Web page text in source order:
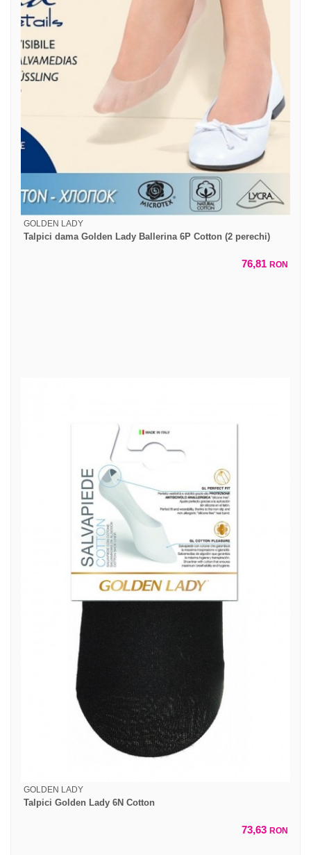
GOLDEN LADY
Talpici dama Golden Lady Ballerina 6P Cotton (2 perechi)
76,81 RON
GOLDEN LADY
Talpici Golden Lady 6N Cotton
73,63 RON